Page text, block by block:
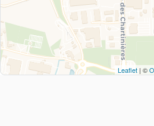
Leaflet | ©